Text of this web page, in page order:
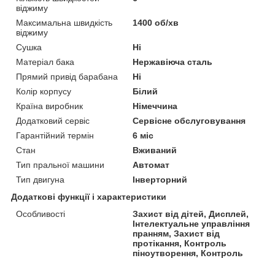
віджиму
Максимальна швидкість
віджиму
1400 об/хв
Сушка
Ні
Матеріал бака
Нержавіюча сталь
Прямий привід барабана
Ні
Колір корпусу
Білий
Країна виробник
Німеччина
Додатковий сервіс
Сервісне обслуговування
Гарантійний термін
6 міс
Стан
Вживаний
Тип пральної машини
Автомат
Тип двигуна
Інверторний
Додаткові функції і характеристики
Особливості
Захист від дітей, Дисплей,
Інтелектуальне управління
пранням, Захист від
протікання, Контроль
піноутворення, Контроль